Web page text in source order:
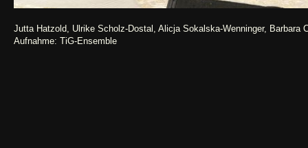
Jutta Hatzold, Ulrike Scholz-Dostal, Alicja Sokalska-Wenninger, Barbara
Aufnahme: TiG-Ensemble